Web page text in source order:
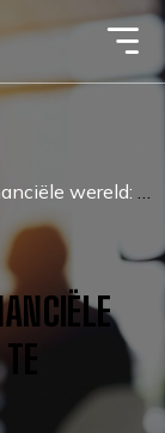
om te investeren